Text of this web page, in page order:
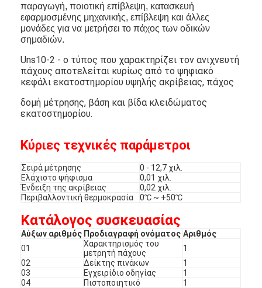
παραγωγή, ποιοτική επίβλεψη, κατασκευή
εφαρμοσμένης μηχανικής, επίβλεψη και άλλες
μονάδες για να μετρήσει το πάχος των οδικών
σημαδιών.
Uns10-2 - ο τύπος που χαρακτηρίζει τον ανιχνευτή
πάχους αποτελείται κυρίως από το ψηφιακό
κεφάλι εκατοστημορίου υψηλής ακρίβειας, πάχος
δομή μέτρησης, βάση και βίδα κλειδώματος
εκατοστημορίου.
Κύριες τεχνικές παράμετροι
Σειρά μέτρησης
0 - 12,7 χιλ.
Ελάχιστο ψήφισμα
0,01 χιλ.
Ένδειξη της ακρίβειας
0,02 χιλ.
Περιβαλλοντική θερμοκρασία
0℃ ~ +50℃
Κατάλογος συσκευασίας
Αύξων αριθμός Προδιαγραφή ονόματος Αριθμός
01
Χαρακτηρισμός του
μετρητή πάχους
1
02
Δείκτης πινάκων
1
03
Εγχειρίδιο οδηγίας
1
04
Πιστοποιητικό 1